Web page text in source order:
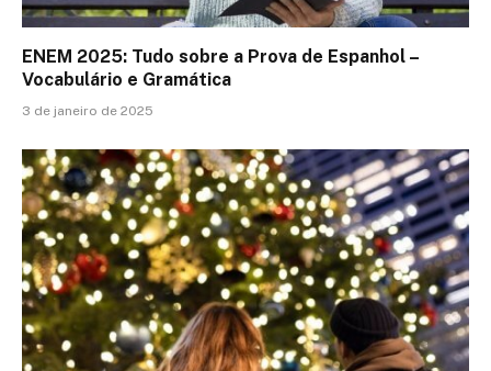
ENEM 2025: Tudo sobre a Prova de Espanhol –
Vocabulário e Gramática
3 de janeiro de 2025